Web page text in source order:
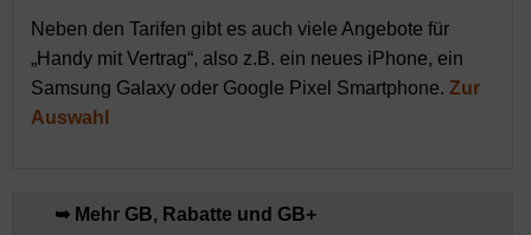
Neben den Tarifen gibt es auch viele Angebote für
„Handy mit Vertrag“, also z.B. ein neues iPhone, ein
Samsung Galaxy oder Google Pixel Smartphone. Zur
Auswahl
➥ Mehr GB, Rabatte und GB+